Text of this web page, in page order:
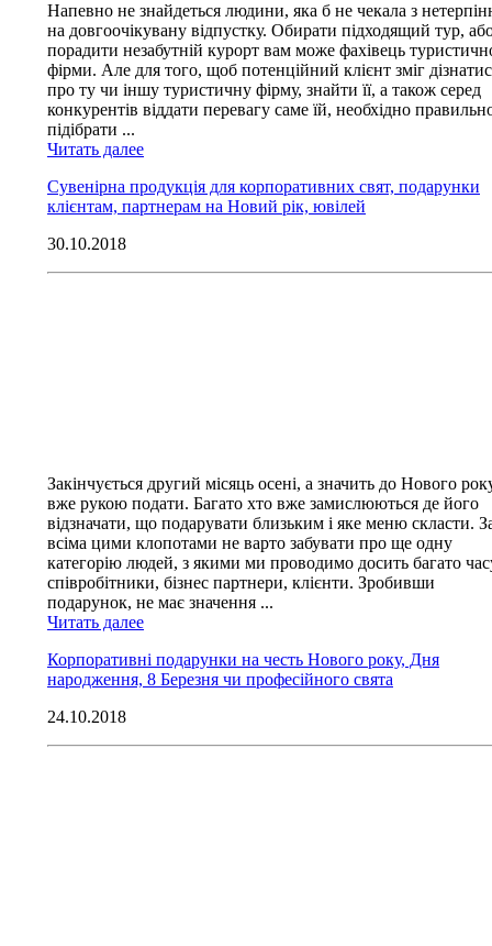
Напевно не знайдеться людини, яка б не чекала з
на довгоочікувану відпустку. Обирати підходящий тур,
порадити незабутній курорт вам може фахівець
фірми. Але для того, щоб потенційний клієнт зміг
про ту чи іншу туристичну фірму, знайти її, а також серед
конкурентів віддати перевагу саме їй, необхідно
підібрати ...
Читать далее
Сувенірна продукція для корпоративних свят, подарунки
клієнтам, партнерам на Новий рік, ювілей
30.10.2018
Закінчується другий місяць осені, а значить до Нового
вже рукою подати. Багато хто вже замислюються де його
відзначати, що подарувати близьким і яке меню скласти.
всіма цими клопотами не варто забувати про ще одну
категорію людей, з якими ми проводимо досить багато
співробітники, бізнес партнери, клієнти. Зробивши
подарунок, не має значення ...
Читать далее
Корпоративні подарунки на честь Нового року, Дня
народження, 8 Березня чи професійного свята
24.10.2018